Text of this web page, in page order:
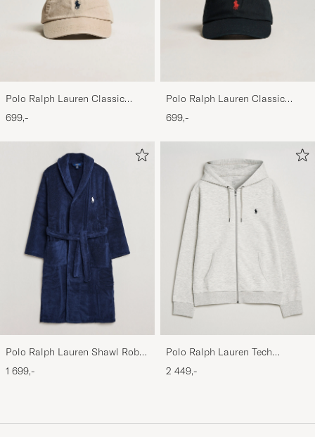
Polo Ralph Lauren Classic
Sports Cap Beige
699,-
Polo Ralph Lauren Classic
Sports Cap Black
699,-
Polo Ralph Lauren Shawl Robe
Navy
1 699,-
Polo Ralph Lauren Tech
Performance Full Zip Light
Sport Heather
2 449,-